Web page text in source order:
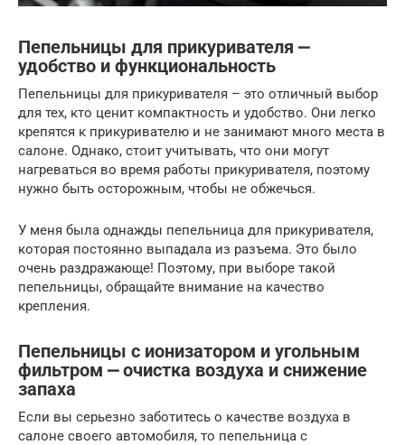
Пепельницы для прикуривателя ⎼
удобство и функциональность
Пепельницы для прикуривателя – это отличный выбор
для тех, кто ценит компактность и удобство. Они легко
крепятся к прикуривателю и не занимают много места в
салоне. Однако, стоит учитывать, что они могут
нагреваться во время работы прикуривателя, поэтому
нужно быть осторожным, чтобы не обжечься.
У меня была однажды пепельница для прикуривателя,
которая постоянно выпадала из разъема. Это было
очень раздражающе! Поэтому, при выборе такой
пепельницы, обращайте внимание на качество
крепления.
Пепельницы с ионизатором и угольным
фильтром ⎼ очистка воздуха и снижение
запаха
Если вы серьезно заботитесь о качестве воздуха в
салоне своего автомобиля, то пепельница с